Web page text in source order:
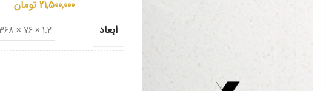
21,500,000 تومان
ابعاد
1.2 × 76 × 368 سانتیمتر